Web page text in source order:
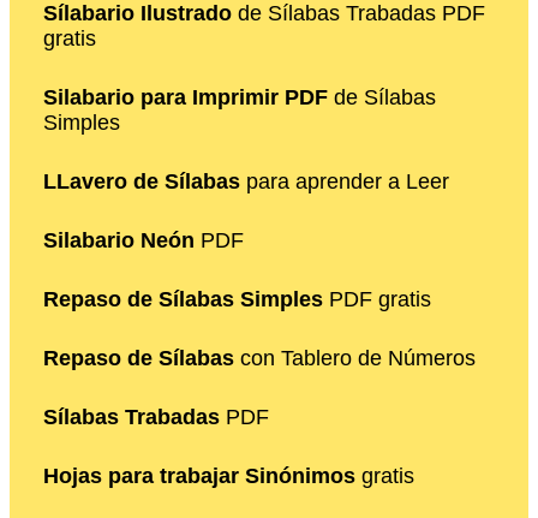
Sílabario Ilustrado de Sílabas Trabadas PDF
gratis
Silabario para Imprimir PDF de Sílabas
Simples
LLavero de Sílabas para aprender a Leer
Silabario Neón PDF
Repaso de Sílabas Simples PDF gratis
Repaso de Sílabas con Tablero de Números
Sílabas Trabadas PDF
Hojas para trabajar Sinónimos gratis